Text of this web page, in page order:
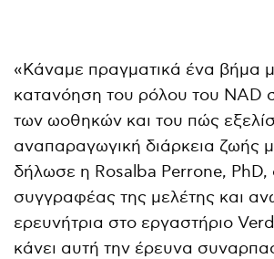
«Κάναμε πραγματικά ένα βήμα
κατανόηση του ρόλου του NAD
των ωοθηκών και του πώς
αναπαραγωγική διάρκεια ζωής
δήλωσε η Rosalba Perrone,
συγγραφέας της μελέτης και
ερευνήτρια στο εργαστήριο
κάνει αυτή την έρευνα